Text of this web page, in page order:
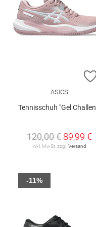
ASICS
Tennisschuh "Gel Challenger 15"
120,00 € 89,99 €
inkl. MwSt. zzgl. Versand
-11%